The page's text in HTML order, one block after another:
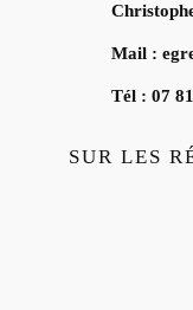
Mail :
Tél : 07
SUR LES